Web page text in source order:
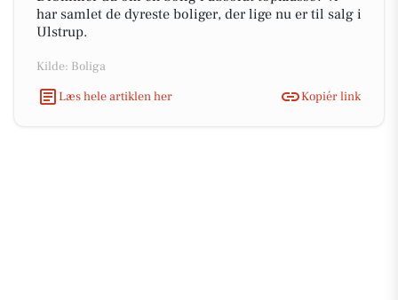
har samlet de dyreste boliger, der lige nu er til salg i
Ulstrup.
Kilde: Boliga
Læs hele artiklen her
Kopiér link